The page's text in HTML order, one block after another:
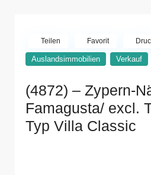
Auslandsimmobilien Verkauf
(4872) – Zypern-
Famagusta/ excl.
Typ Villa Classic
Teilen Favorit